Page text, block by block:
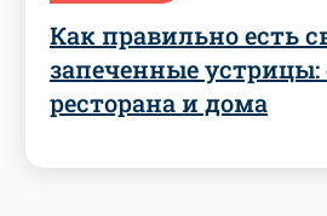
Как правильно есть
запеченные устрицы:
ресторана и дома